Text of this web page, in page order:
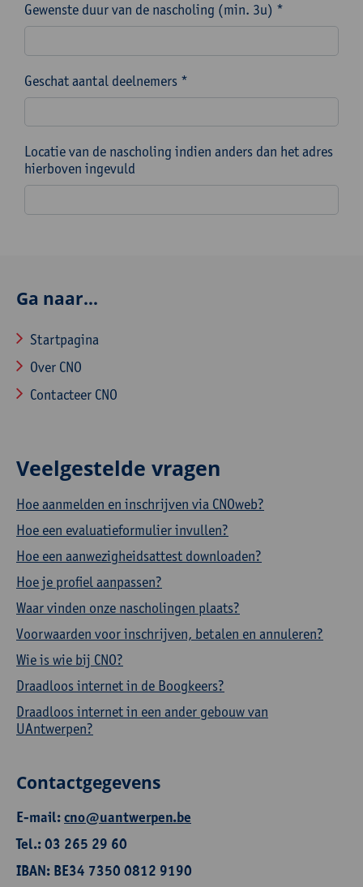
Gewenste duur van de nascholing (min. 3u) *
Geschat aantal deelnemers *
Locatie van de nascholing indien anders dan het adres
hierboven ingevuld
Ga naar...
Startpagina
Over CNO
Contacteer CNO
Veelgestelde vragen
Hoe aanmelden en inschrijven via CNOweb?
Hoe een evaluatieformulier invullen?
Hoe een aanwezigheidsattest downloaden?
Hoe je profiel aanpassen?
Waar vinden onze nascholingen plaats?
Voorwaarden voor inschrijven, betalen en annuleren?
Wie is wie bij CNO?
Draadloos internet in de Boogkeers?
Draadloos internet in een ander gebouw van
UAntwerpen?
Contactgegevens
E-mail:cno@uantwerpen.be
Tel.: 03 265 29 60
IBAN: BE34 7350 0812 9190